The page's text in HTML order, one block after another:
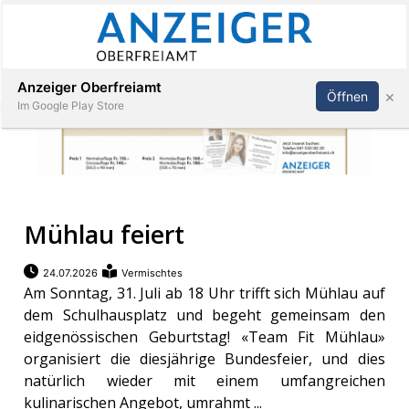
Veranstaltungen
Stellen
E-
Paper
App
Abonnieren Anmelden
Mühlau feiert
24.07.2026 Vermischtes
Am Sonntag, 31. Juli ab 18 Uhr trifft sich Mühlau auf
dem Schulhausplatz und begeht gemeinsam den
eidgenössischen Geburtstag! «Team Fit Mühlau»
organisiert die diesjährige Bundesfeier, und dies
natürlich wieder mit einem umfangreichen
kulinarischen Angebot, umrahmt ...
Anzeiger Oberfreiamt
Im Google Play Store
Öffnen ×